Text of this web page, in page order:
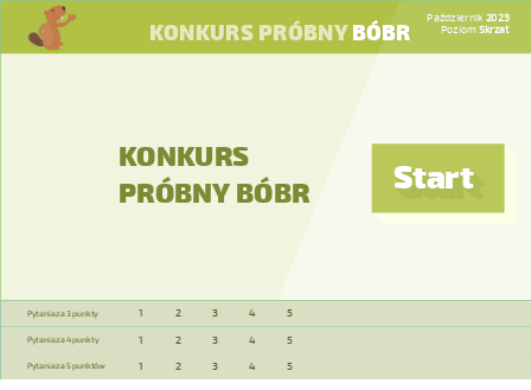
Październik2023
PoziomSkrzat
KONKURS PRÓBNY BÓBR
KONKURS
PRÓBNY BÓBR
Start
Pytania za 3 punkty 1 2 3 4 5
Pytania za 4 punkty 1 2 3 4 5
Pytania za 5 punktów 1 2 3 4 5